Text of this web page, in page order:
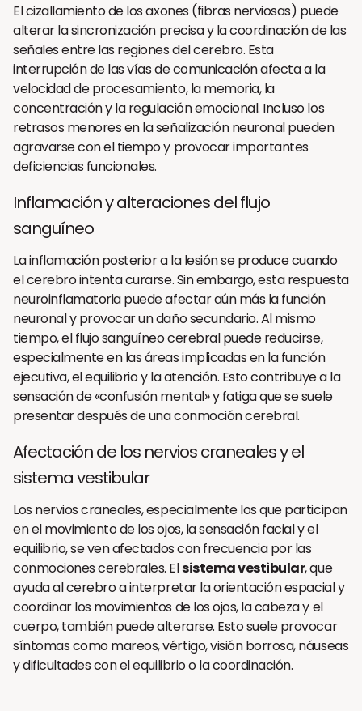
El cizallamiento de los axones (fibras nerviosas) puede
alterar la sincronización precisa y la coordinación de las
señales entre las regiones del cerebro. Esta
interrupción de las vías de comunicación afecta a la
velocidad de procesamiento, la memoria, la
concentración y la regulación emocional. Incluso los
retrasos menores en la señalización neuronal pueden
agravarse con el tiempo y provocar importantes
deficiencias funcionales.
Inflamación y alteraciones del flujo
sanguíneo
La inflamación posterior a la lesión se produce cuando
el cerebro intenta curarse. Sin embargo, esta respuesta
neuroinflamatoria puede afectar aún más la función
neuronal y provocar un daño secundario. Al mismo
tiempo, el flujo sanguíneo cerebral puede reducirse,
especialmente en las áreas implicadas en la función
ejecutiva, el equilibrio y la atención. Esto contribuye a la
sensación de «confusión mental» y fatiga que se suele
presentar después de una conmoción cerebral.
Afectación de los nervios craneales y el
sistema vestibular
Los nervios craneales, especialmente los que participan
en el movimiento de los ojos, la sensación facial y el
equilibrio, se ven afectados con frecuencia por las
conmociones cerebrales. Elsistema vestibular, que
ayuda al cerebro a interpretar la orientación espacial y
coordinar los movimientos de los ojos, la cabeza y el
cuerpo, también puede alterarse. Esto suele provocar
síntomas como mareos, vértigo, visión borrosa, náuseas
y dificultades con el equilibrio o la coordinación.